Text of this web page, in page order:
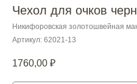
Чехол для очков
Никифоровская золотошвейная
Артикул: 62021-13
1760,00 ₽